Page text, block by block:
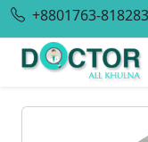
+8801763-818283